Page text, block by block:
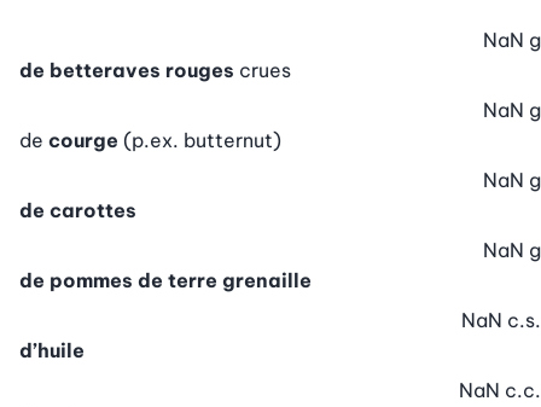
de betteraves rouges crues
NaN g
de courge (p.ex. butternut)
NaN g
de carottes
NaN g
de pommes de terre grenaille
NaN g
d’huile
NaN c.s.
NaN c.c.